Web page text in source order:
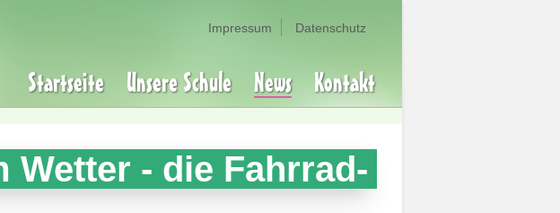
Impressum Datenschutz
Startseite Unsere Schule News Kontakt
Wetter - die Fahrrad-